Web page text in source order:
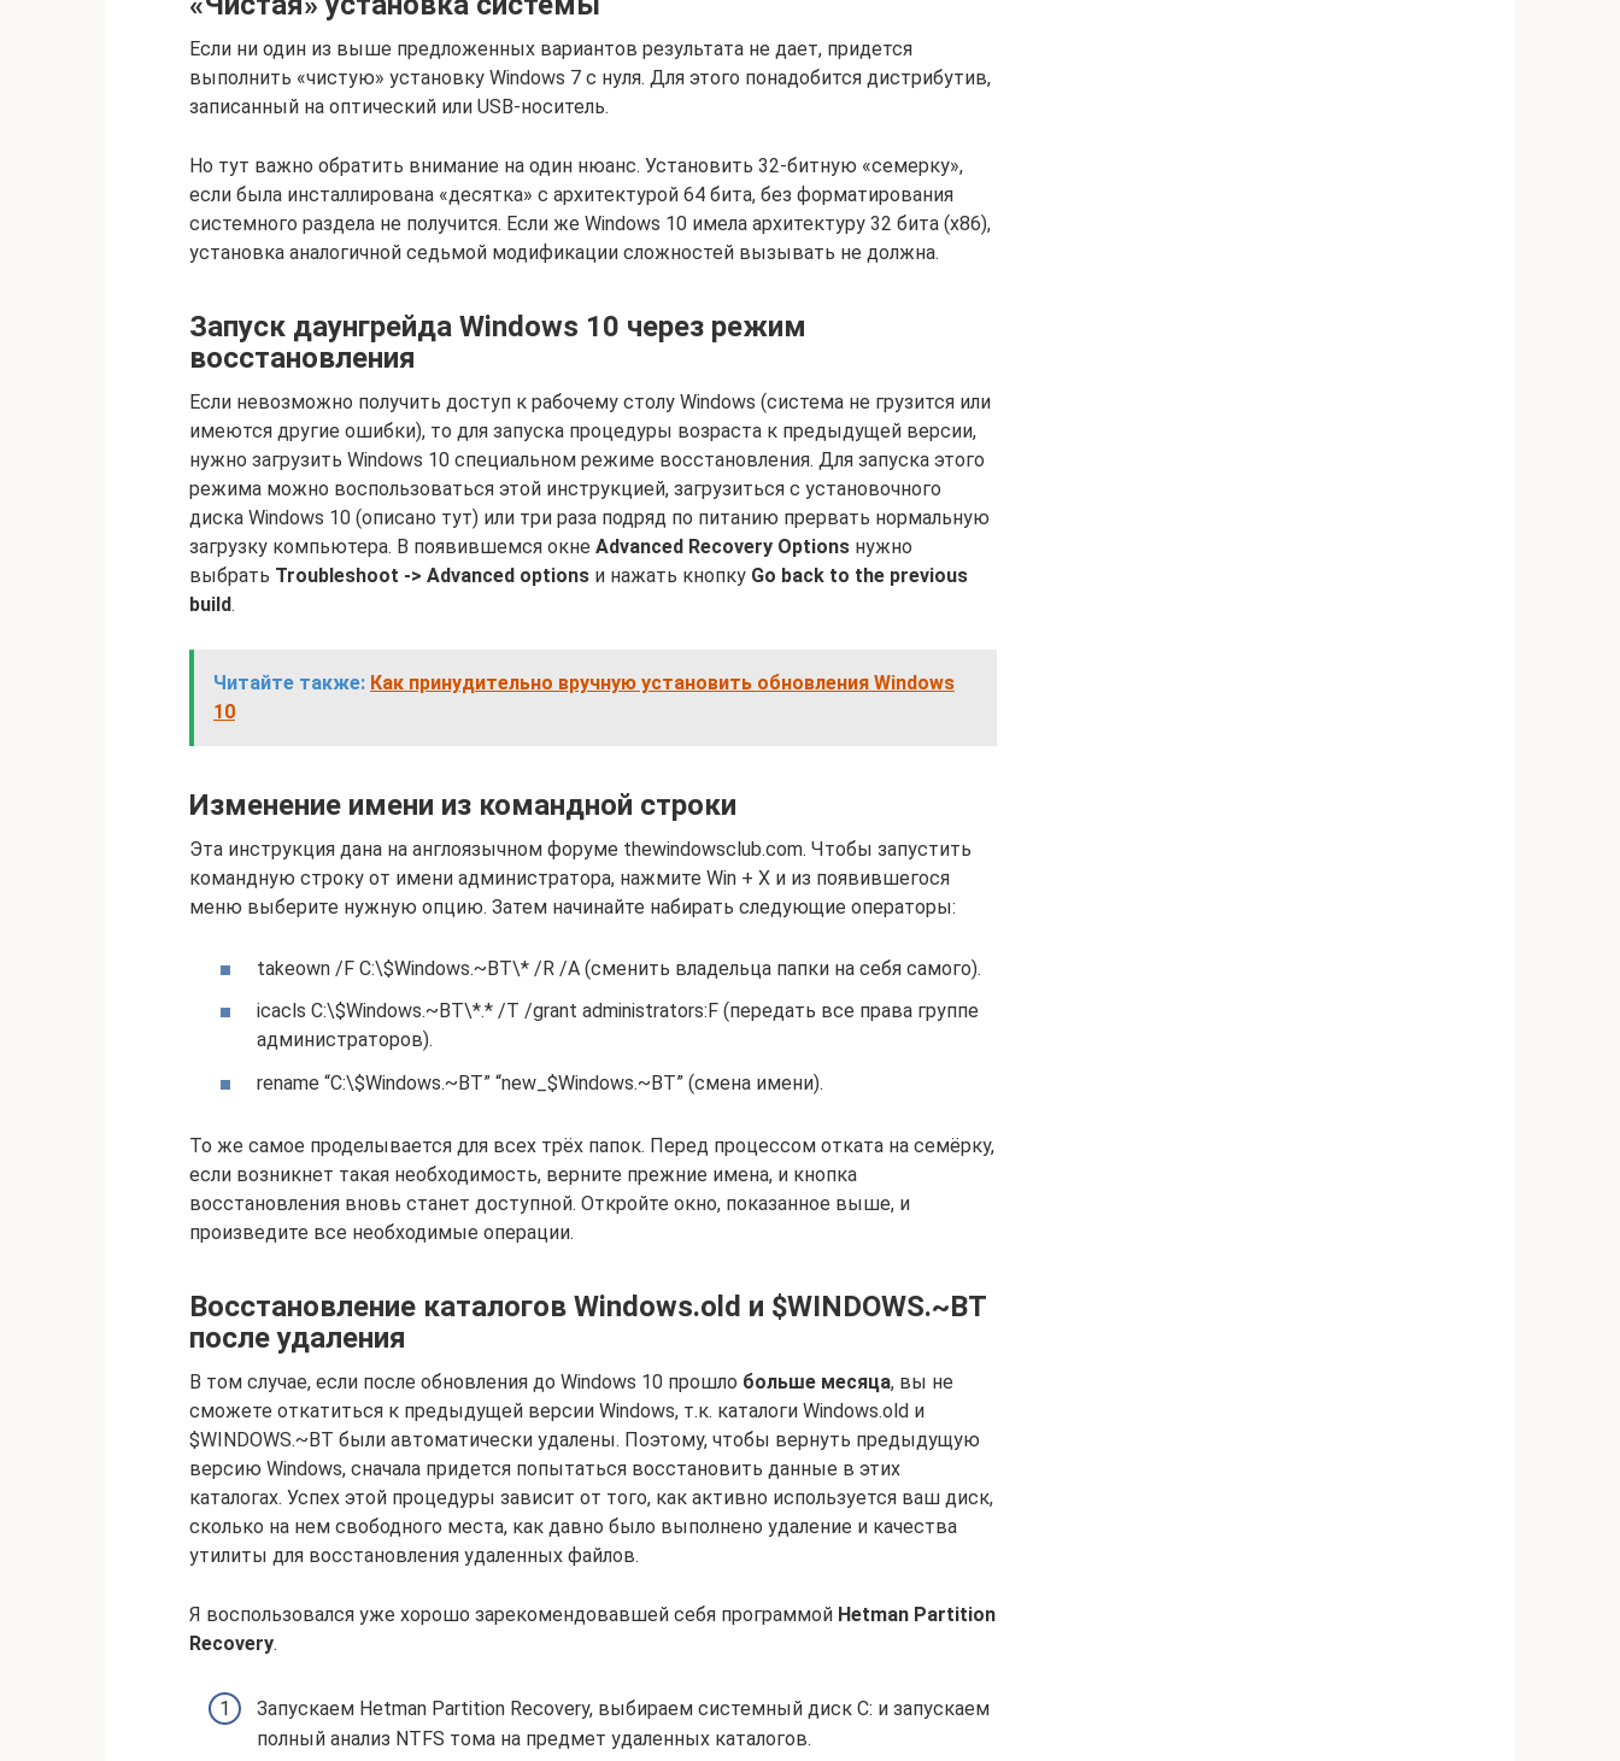
Если ни один из выше предложенных вариантов результата не дает, придется
выполнить «чистую» установку Windows 7 с нуля. Для этого понадобится дистрибутив,
записанный на оптический или USB-носитель.
Но тут важно обратить внимание на один нюанс. Установить 32-битную «семерку»,
если была инсталлирована «десятка» с архитектурой 64 бита, без форматирования
системного раздела не получится. Если же Windows 10 имела архитектуру 32 бита (x86),
установка аналогичной седьмой модификации сложностей вызывать не должна.
Запуск даунгрейда Windows 10 через режим
восстановления
Если невозможно получить доступ к рабочему столу Windows (система не грузится или
имеются другие ошибки), то для запуска процедуры возраста к предыдущей версии,
нужно загрузить Windows 10 специальном режиме восстановления. Для запуска этого
режима можно воспользоваться этой инструкцией, загрузиться с установочного
диска Windows 10 (описано тут) или три раза подряд по питанию прервать нормальную
загрузку компьютера. В появившемся окне Advanced Recovery Options нужно
выбрать Troubleshoot -> Advanced options и нажать кнопку Go back to the previous
build.
Читайте также: Как принудительно вручную установить обновления Windows
10
Изменение имени из командной строки
Эта инструкция дана на англоязычном форуме thewindowsclub.com. Чтобы запустить
командную строку от имени администратора, нажмите Win + X и из появившегося
меню выберите нужную опцию. Затем начинайте набирать следующие операторы:
takeown /F C:\$Windows.~BT\* /R /A (сменить владельца папки на себя самого).
icacls C:\$Windows.~BT\*.* /T /grant administrators:F (передать все права группе
администраторов).
rename “C:\$Windows.~BT” “new_$Windows.~BT” (смена имени).
То же самое проделывается для всех трёх папок. Перед процессом отката на семёрку,
если возникнет такая необходимость, верните прежние имена, и кнопка
восстановления вновь станет доступной. Откройте окно, показанное выше, и
произведите все необходимые операции.
Восстановление каталогов Windows.old и $WINDOWS.~BT
после удаления
В том случае, если после обновления до Windows 10 прошло больше месяца, вы не
сможете откатиться к предыдущей версии Windows, т.к. каталоги Windows.old и
$WINDOWS.~BT были автоматически удалены. Поэтому, чтобы вернуть предыдущую
версию Windows, сначала придется попытаться восстановить данные в этих
каталогах. Успех этой процедуры зависит от того, как активно используется ваш диск,
сколько на нем свободного места, как давно было выполнено удаление и качества
утилиты для восстановления удаленных файлов.
Я воспользовался уже хорошо зарекомендовавшей себя программой Hetman Partition
Recovery.
Запускаем Hetman Partition Recovery, выбираем системный диск C: и запускаем
полный анализ NTFS тома на предмет удаленных каталогов.